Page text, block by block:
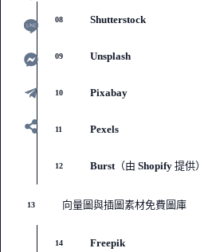
08 Shutterstock
09 Unsplash
10 Pixabay
11 Pexels
12 Burst（由 Shopify 提供）
13 向量圖與插圖素材免費圖庫
14 Freepik